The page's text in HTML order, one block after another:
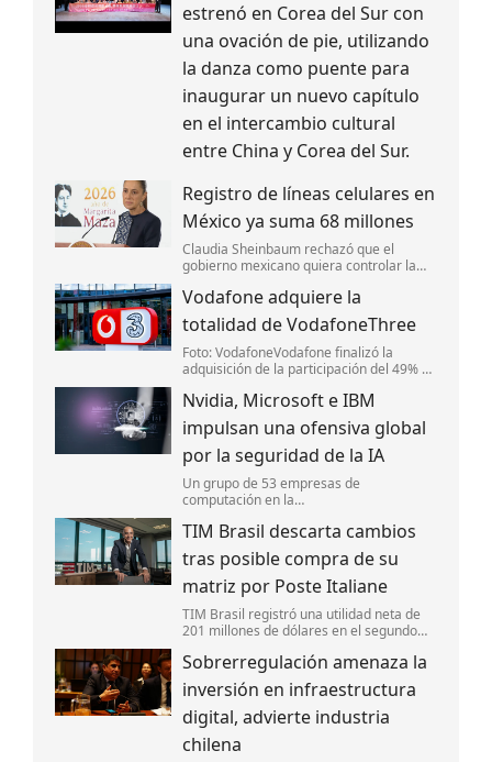
estrenó en Corea del Sur con
una ovación de pie, utilizando
la danza como puente para
inaugurar un nuevo capítulo
en el intercambio cultural
entre China y Corea del Sur.
Registro de líneas celulares en
México ya suma 68 millones
Claudia Sheinbaum rechazó que el
gobierno mexicano quiera controlar la
registro de líneas móviles.
Vodafone adquiere la
totalidad de VodafoneThree
Foto: VodafoneVodafone finalizó la
adquisición de la participación del 49% de
libras esterlinas (4,900 millones de
euros). La transacción se financió en su
to
Nvidia, Microsoft e IBM
impulsan una ofensiva global
por la seguridad de la IA
Un grupo de 53 empresas de
computación en la
Inteligencia Artificial (IA),incluyendo a
Nvidia y Microsoft,anunciaron la creación
de la Open Secure AI Alliance,una ini
TIM Brasil descarta cambios
tras posible compra de su
matriz por Poste Italiane
TIM Brasil registró una utilidad neta de
201 millones de dólares en el segundo
expansión de la banda ancha y el negocio
B2B.
Sobrerregulación amenaza la
inversión en infraestructura
digital, advierte industria
chilena